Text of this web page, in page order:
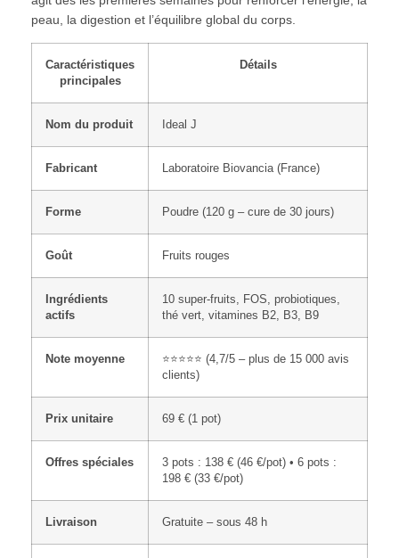
peau, la digestion et l’équilibre global du corps.
Caractéristiques
principales
Détails
Nom du produit Ideal J
Fabricant Laboratoire Biovancia (France)
Forme Poudre (120 g – cure de 30 jours)
Goût Fruits rouges
Ingrédients
actifs
10 super-fruits, FOS, probiotiques,
thé vert, vitamines B2, B3, B9
Note moyenne
⭐⭐⭐⭐⭐ (4,7/5 – plus de 15 000 avis
clients)
Prix unitaire 69 € (1 pot)
Offres spéciales
3 pots : 138 € (46 €/pot) • 6 pots :
198 € (33 €/pot)
Livraison Gratuite – sous 48 h